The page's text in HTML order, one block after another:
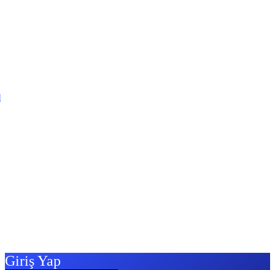
Giriş Yap